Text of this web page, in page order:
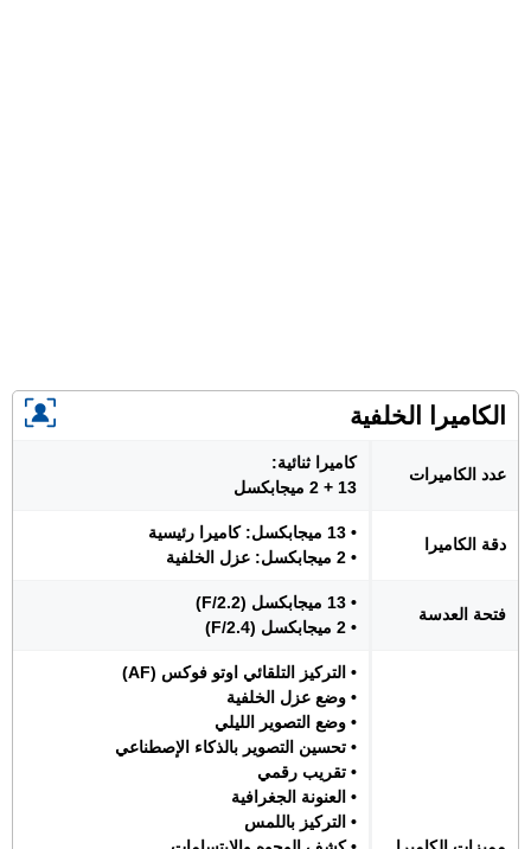
الكاميرا الخلفية
عدد الكاميرات
كاميرا ثنائية:
13 + 2 ميجابكسل
دقة الكاميرا
• 13 ميجابكسل: كاميرا رئيسية
• 2 ميجابكسل: عزل الخلفية
فتحة العدسة
• 13 ميجابكسل (F/2.2)
• 2 ميجابكسل (F/2.4)
• التركيز التلقائي اوتو فوكس (AF)
• وضع عزل الخلفية
• وضع التصوير الليلي
• تحسين التصوير بالذكاء الإصطناعي
• تقريب رقمي
• العنونة الجغرافية
• التركيز باللمس